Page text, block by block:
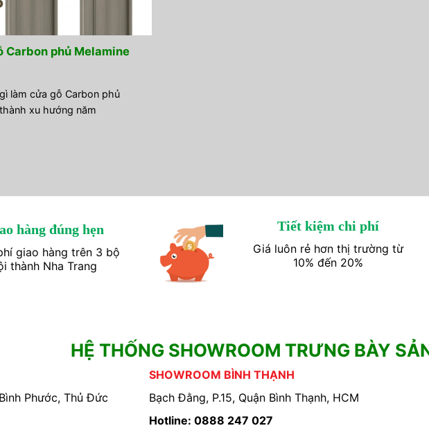
Carbon phủ Melamine
làm cửa gỗ Carbon phủ
xu hướng năm
hàng đúng hẹn
giao hàng trên 3 bộ
thành Nha Trang
Tiết kiệm chi phí
Giá luôn rẻ hơn thị trường từ
10% đến 20%
HỆ THỐNG SHOWROOM TRƯNG BÀY
Phước, Thủ Đức
SHOWROOM BÌNH THẠNH
Bạch Đằng, P.15, Quận Bình Thạnh, HCM
Hotline: 0888 247 027